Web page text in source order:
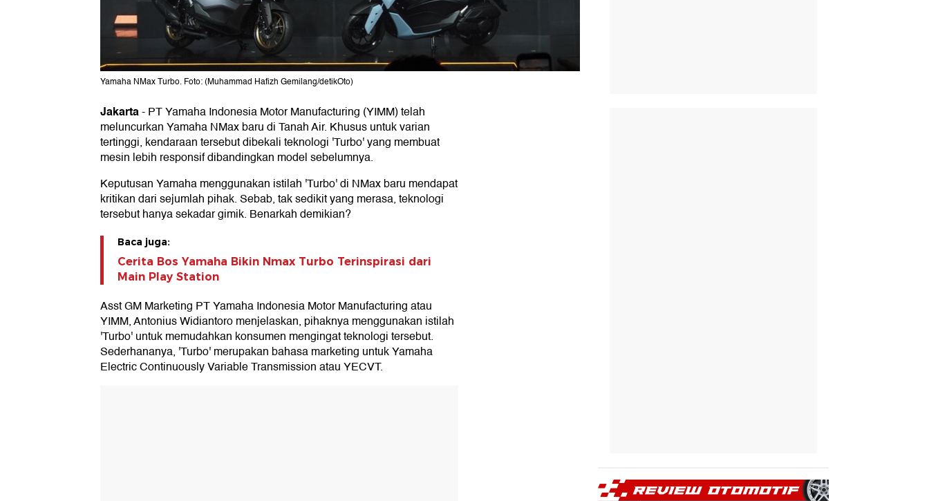
Yamaha NMax Turbo. Foto: (Muhammad Hafizh Gemilang/detikOto)
Jakarta-PT Yamaha Indonesia Motor Manufacturing (YIMM) telah
meluncurkan Yamaha NMax baru di Tanah Air. Khusus untuk varian
tertinggi, kendaraan tersebut dibekali teknologi 'Turbo' yang membuat
mesin lebih responsif dibandingkan model sebelumnya.
Keputusan Yamaha menggunakan istilah 'Turbo' di NMax baru mendapat
kritikan dari sejumlah pihak. Sebab, tak sedikit yang merasa, teknologi
tersebut hanya sekadar gimik. Benarkah demikian?
Baca juga:
Cerita Bos Yamaha Bikin Nmax Turbo Terinspirasi dari
Main Play Station
Asst GM Marketing PT Yamaha Indonesia Motor Manufacturing atau
YIMM, Antonius Widiantoro menjelaskan, pihaknya menggunakan istilah
'Turbo' untuk memudahkan konsumen mengingat teknologi tersebut.
Sederhananya, 'Turbo' merupakan bahasa marketing untuk Yamaha
Electric Continuously Variable Transmission atau YECVT.